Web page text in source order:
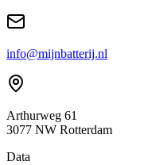
info@mijnbatterij.nl
Arthurweg 61
3077 NW Rotterdam
Data